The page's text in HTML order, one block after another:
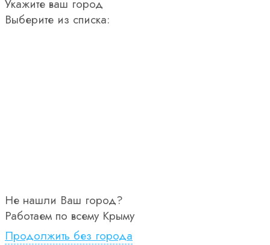
Укажите ваш город
Выберите из списка:
Не нашли Ваш город?
Работаем по всему Крыму
Продолжить без города